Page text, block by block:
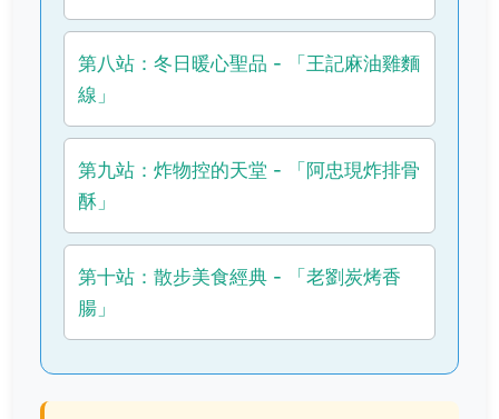
第八站：冬日暖心聖品 - 「王記麻油雞麵
線」
第九站：炸物控的天堂 - 「阿忠現炸排骨
酥」
第十站：散步美食經典 - 「老劉炭烤香
腸」